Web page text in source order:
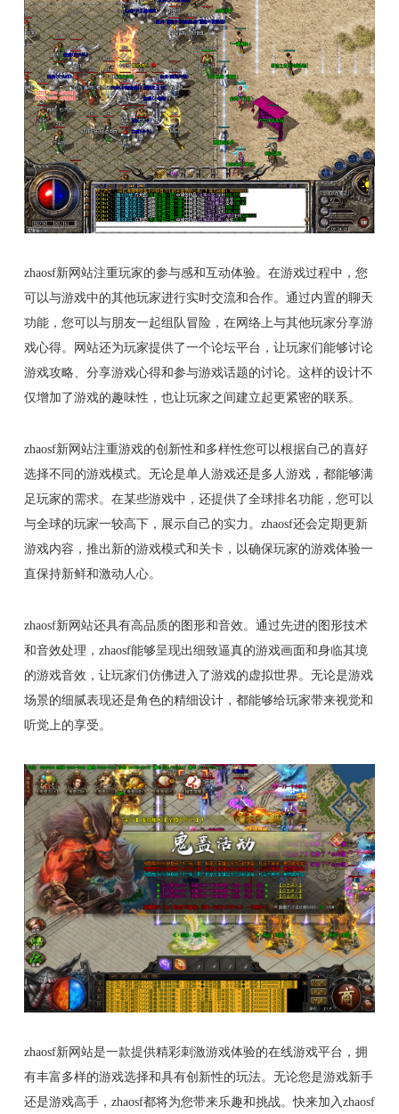
zhaosf新网站注重玩家的参与感和互动体验。在游戏过程中，您
可以与游戏中的其他玩家进行实时交流和合作。通过内置的聊天
功能，您可以与朋友一起组队冒险，在网络上与其他玩家分享游
戏心得。网站还为玩家提供了一个论坛平台，让玩家们能够讨论
游戏攻略、分享游戏心得和参与游戏话题的讨论。这样的设计不
仅增加了游戏的趣味性，也让玩家之间建立起更紧密的联系。
zhaosf新网站注重游戏的创新性和多样性您可以根据自己的喜好
选择不同的游戏模式。无论是单人游戏还是多人游戏，都能够满
足玩家的需求。在某些游戏中，还提供了全球排名功能，您可以
与全球的玩家一较高下，展示自己的实力。zhaosf还会定期更新
游戏内容，推出新的游戏模式和关卡，以确保玩家的游戏体验一
直保持新鲜和激动人心。
zhaosf新网站还具有高品质的图形和音效。通过先进的图形技术
和音效处理，zhaosf能够呈现出细致逼真的游戏画面和身临其境
的游戏音效，让玩家们仿佛进入了游戏的虚拟世界。无论是游戏
场景的细腻表现还是角色的精细设计，都能够给玩家带来视觉和
听觉上的享受。
zhaosf新网站是一款提供精彩刺激游戏体验的在线游戏平台，拥
有丰富多样的游戏选择和具有创新性的玩法。无论您是游戏新手
还是游戏高手，zhaosf都将为您带来乐趣和挑战。快来加入zhaosf